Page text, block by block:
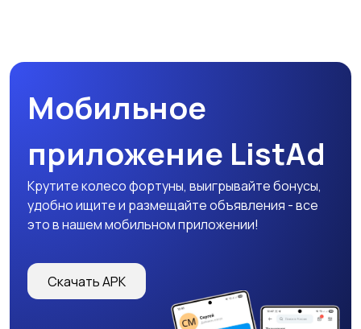
Мобильное
приложение ListAd
Крутите колесо фортуны, выигрывайте бонусы,
удобно ищите и размещайте объявления - все
это в нашем мобильном приложении!
Скачать APK